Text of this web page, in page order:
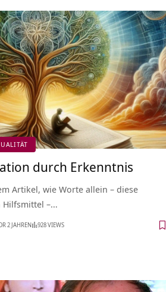
durch Erkenntnis
Artikel, wie Worte allein – diese
Hilfsmittel –…
2 JAHREN 928 VIEWS